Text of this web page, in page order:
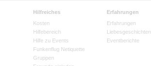
Hilfreiches
Kosten
Hilfebereich
Hilfe zu Events
Funkenflug Netiquette
Gruppen
Erfahrungen
Erfahrungen
Liebesgeschichten
Eventberichte